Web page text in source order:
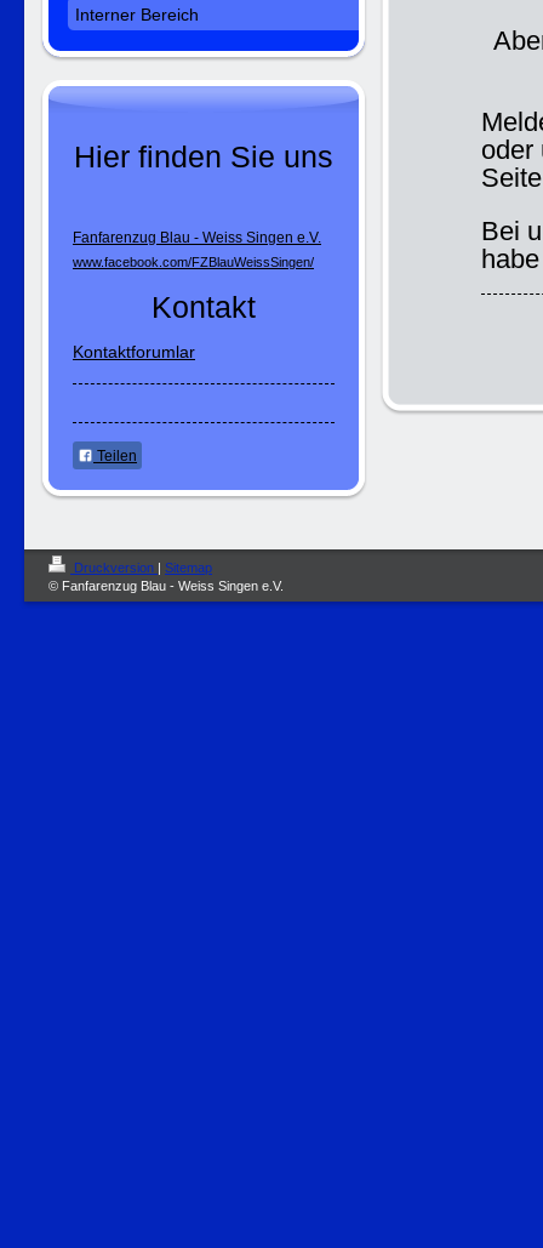
oder
Bei
Interner Bereich
Hier finden Sie uns
Fanfarenzug Blau - Weiss Singen e.V.
www.facebook.com/FZBlauWeissSingen/
Kontakt
Kontaktforumlar
Teilen
Druckversion | Sitemap
© Fanfarenzug Blau - Weiss Singen e.V.